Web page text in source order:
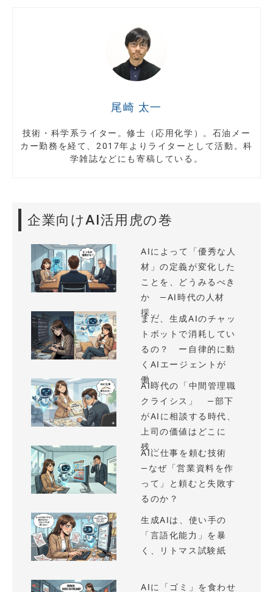
尾崎 太一
技術・科学系ライター。修士（応用化学）。石油メー
カー勤務を経て、2017年よりライターとして活動。科
学雑誌などにも寄稿している。
企業向けAI活用虎の巻
AIによって「優秀な人
材」の定義が変化した
ことを、どうみるべき
か —AI時代の人材
採...
まだ、生成AIのチャッ
トボットで消耗してい
るの？ ー自律的に動
くAIエージェントが
働...
AI時代の「中間管理職
クライシス」 —部下
がAIに相談する時代、
上司の価値はどこに
残...
AIに仕事を頼む技術
—なぜ「営業資料を作
って」と頼むと失敗す
るのか？
生成AIは、使い手の
「言語化能力」を暴
く、リトマス試験紙
AIに「ゴミ」を食わせ